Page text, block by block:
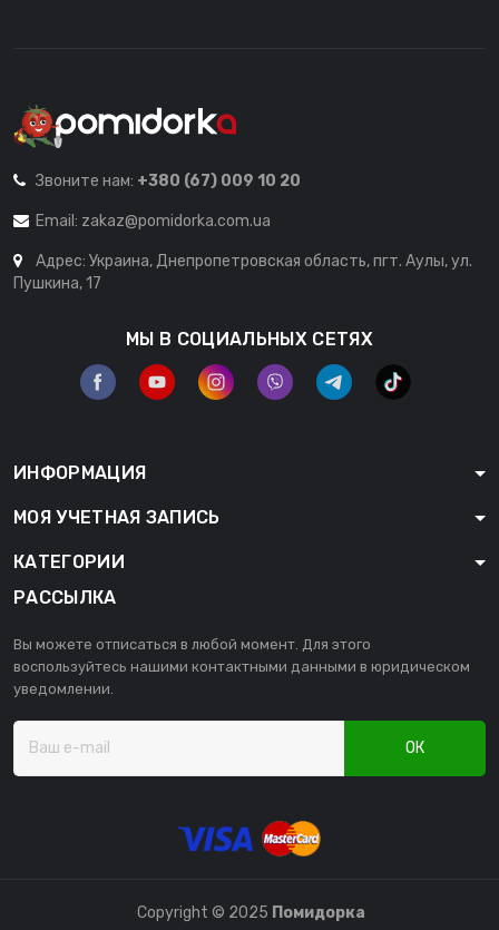
Звоните нам: +380 (67) 009 10 20
Email: zakaz@pomidorka.com.ua
Адрес: Украина, Днепропетровская область, пгт. Аулы, ул.
Пушкина, 17
МЫ В СОЦИАЛЬНЫХ СЕТЯХ
ИНФОРМАЦИЯ
МОЯ УЧЕТНАЯ ЗАПИСЬ
КАТЕГОРИИ
РАССЫЛКА
Вы можете отписаться в любой момент. Для этого
воспользуйтесь нашими контактными данными в юридическом
уведомлении.
ОК
Copyright © 2025 Помидорка